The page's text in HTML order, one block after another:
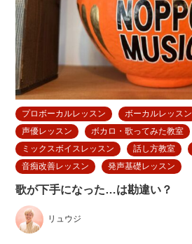
プロボーカルレッスン ボーカルレッスン
声優レッスン
ボカロ・歌ってみた教室
ミックスボイスレッスン
話し方教室
音痴改善レッスン
発声基礎レッスン
歌が下手になった…は勘違い？
リュウジ